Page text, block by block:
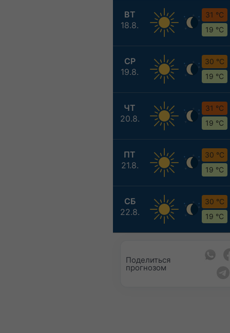
ВТ
18.8.
31 °C
19 °C
СР
19.8.
30 °C
19 °C
ЧТ
20.8.
31 °C
19 °C
ПТ
21.8.
30 °C
19 °C
СБ
22.8.
30 °C
19 °C
Поделиться
прогнозом